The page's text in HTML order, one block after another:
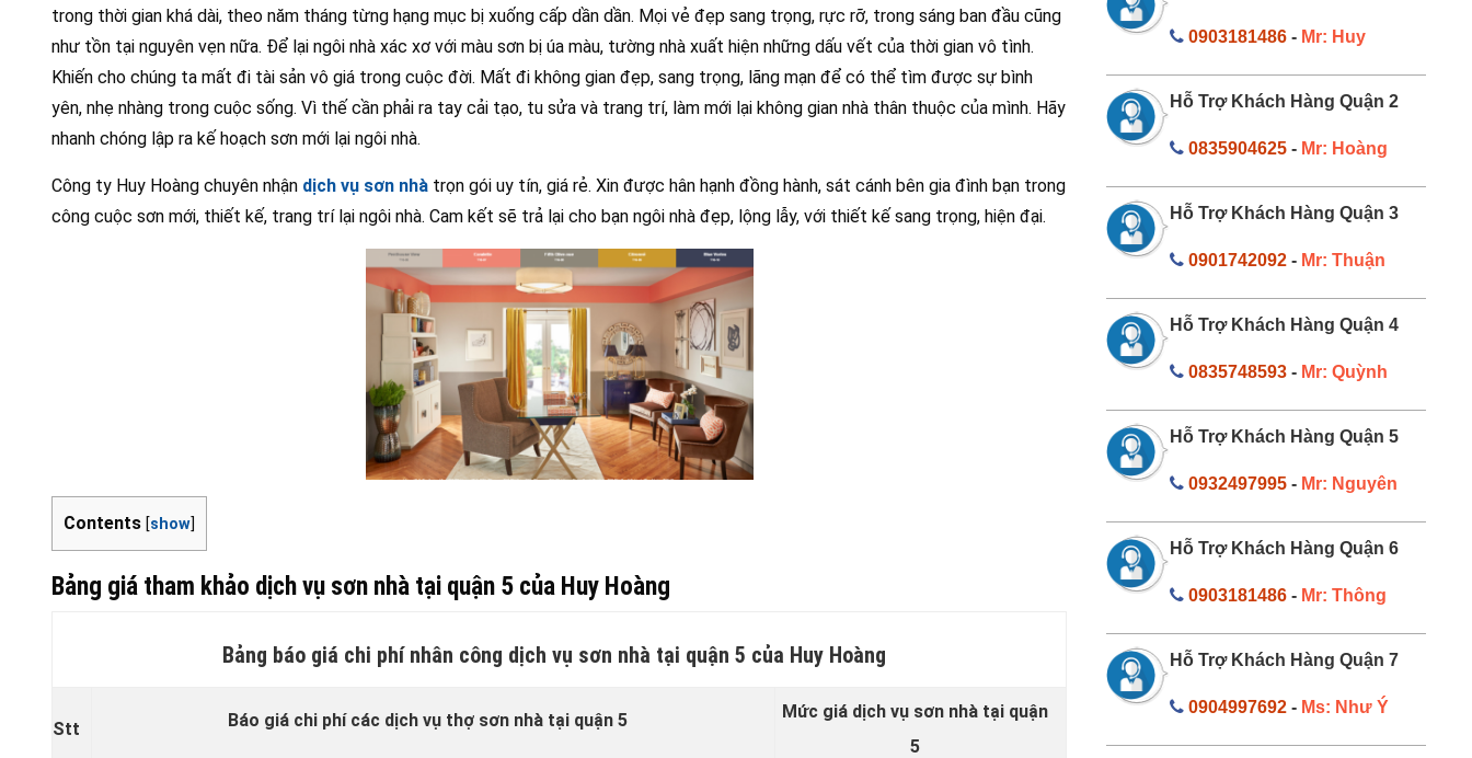
trong thời gian khá dài, theo năm tháng từng hạng mục bị xuống cấp dần dần. Mọi vẻ đẹp sang trọng, rực rỡ, trong sáng ban đầu cũng
như tồn tại nguyên vẹn nữa. Để lại ngôi nhà xác xơ với màu sơn bị úa màu, tường nhà xuất hiện những dấu vết của thời gian vô tình.
Khiến cho chúng ta mất đi tài sản vô giá trong cuộc đời. Mất đi không gian đẹp, sang trọng, lãng mạn để có thể tìm được sự bình
yên, nhẹ nhàng trong cuộc sống. Vì thế cần phải ra tay cải tạo, tu sửa và trang trí, làm mới lại không gian nhà thân thuộc của mình. Hãy
nhanh chóng lập ra kế hoạch sơn mới lại ngôi nhà.
Công ty Huy Hoàng chuyên nhận dịch vụ sơn nhà trọn gói uy tín, giá rẻ. Xin được hân hạnh đồng hành, sát cánh bên gia đình bạn trong
công cuộc sơn mới, thiết kế, trang trí lại ngôi nhà. Cam kết sẽ trả lại cho bạn ngôi nhà đẹp, lộng lẫy, với thiết kế sang trọng, hiện đại.
Contents [show]
Bảng giá tham khảo dịch vụ sơn nhà tại quận 5 của Huy Hoàng
Bảng báo giá chi phí nhân công dịch vụ sơn nhà tại quận 5 của Huy Hoàng
Stt Báo giá chi phí các dịch vụ thợ sơn nhà tại quận 5
Mức giá dịch vụ sơn nhà tại quận
5
0903181486 - Mr: Huy
Hỗ Trợ Khách Hàng Quận 2
0835904625 - Mr: Hoàng
Hỗ Trợ Khách Hàng Quận 3
0901742092 - Mr: Thuận
Hỗ Trợ Khách Hàng Quận 4
0835748593 - Mr: Quỳnh
Hỗ Trợ Khách Hàng Quận 5
0932497995 - Mr: Nguyên
Hỗ Trợ Khách Hàng Quận 6
0903181486 - Mr: Thông
Hỗ Trợ Khách Hàng Quận 7
0904997692 - Ms: Như Ý